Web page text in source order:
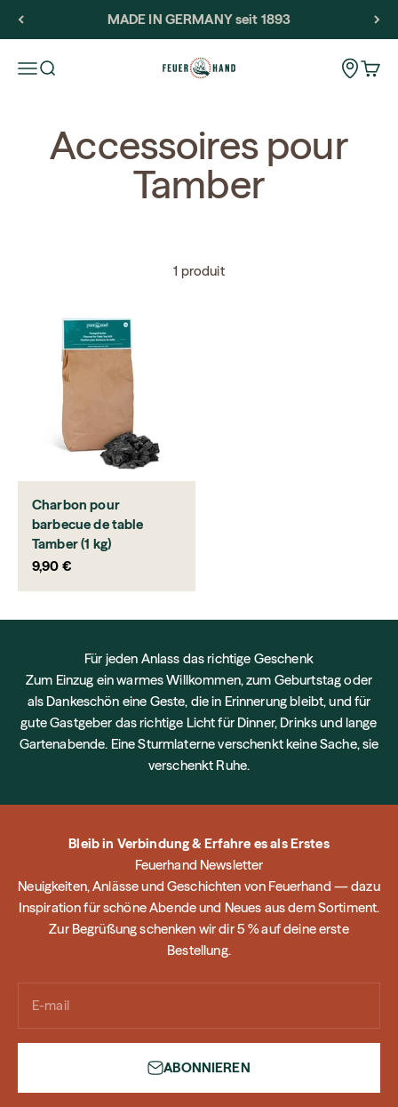
MADE IN GERMANY seit 1893
Ouvrir la navigation
Ouvrir la recherche Feuerhand Voir
Accessoires pour
Tamber
1 produit
Charbon pour
barbecue de table
Tamber (1 kg)
Prix de vente
9,90 €
Für jeden Anlass das richtige Geschenk
Zum Einzug ein warmes Willkommen, zum Geburtstag oder
als Dankeschön eine Geste, die in Erinnerung bleibt, und für
gute Gastgeber das richtige Licht für Dinner, Drinks und lange
Gartenabende. Eine Sturmlaterne verschenkt keine Sache, sie
verschenkt Ruhe.
Bleib in Verbindung & Erfahre es als Erstes
Feuerhand Newsletter
Neuigkeiten, Anlässe und Geschichten von Feuerhand — dazu
Inspiration für schöne Abende und Neues aus dem Sortiment.
Zur Begrüßung schenken wir dir 5 % auf deine erste
Bestellung.
E-mail
ABONNIEREN